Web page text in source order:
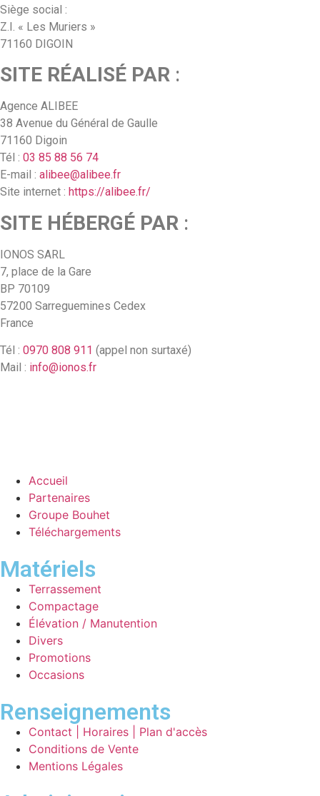
Siège social :
Z.I. « Les Muriers »
71160 DIGOIN
SITE RÉALISÉ PAR :
Agence ALIBEE
38 Avenue du Général de Gaulle
71160 Digoin
Tél : 03 85 88 56 74
E-mail : alibee@alibee.fr
Site internet : https://alibee.fr/
SITE HÉBERGÉ PAR :
IONOS SARL
7, place de la Gare
BP 70109
57200 Sarreguemines Cedex
France
Tél : 0970 808 911 (appel non surtaxé)
Mail : info@ionos.fr
Accueil
Partenaires
Groupe Bouhet
Téléchargements
Matériels
Terrassement
Compactage
Élévation / Manutention
Divers
Promotions
Occasions
Renseignements
Contact | Horaires | Plan d'accès
Conditions de Vente
Mentions Légales